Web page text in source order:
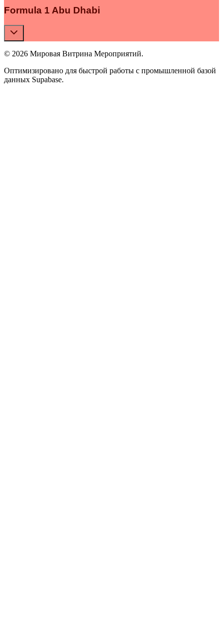
Formula 1 Abu Dhabi
© 2026 Мировая Витрина Мероприятий.
Оптимизировано для быстрой работы с промышленной базой
данных Supabase.